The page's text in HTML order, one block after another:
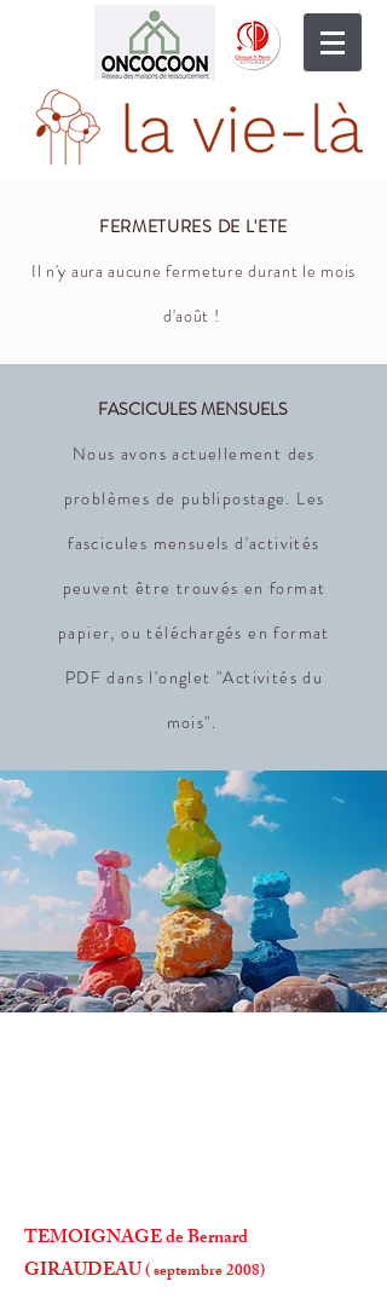
FERMETURES DE L'ETE
Il n'y aura aucune fermeture durant le mois
d'août !
FASCICULES MENSUELS
Nous avons actuellement des
problèmes de publipostage. Les
fascicules mensuels d'activités
peuvent être trouvés en format
papier, ou téléchargés en format
PDF dans l'onglet "Activités du
mois".
TEMOIGNAGE de Bernard
GIRAUDEAU( septembre 2008)